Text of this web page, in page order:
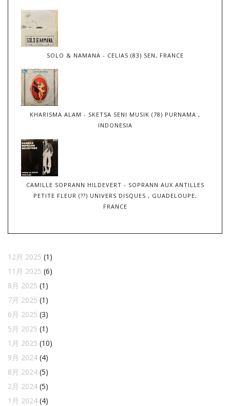
SOLO & NAMANA - CELIAS (83) SEN, FRANCE
KHARISMA ALAM - SKETSA SENI MUSIK (78) PURNAMA ,
INDONESIA
CAMILLE SOPRANN HILDEVERT - SOPRANN AUX ANTILLES
PETITE FLEUR (??) UNIVERS DISQUES , GUADELOUPE,
FRANCE
12月 2025 (1)
11月 2025 (6)
8月 2025 (1)
7月 2025 (1)
6月 2025 (3)
5月 2025 (1)
1月 2025 (10)
9月 2024 (4)
8月 2024 (5)
2月 2024 (5)
1月 2024 (4)